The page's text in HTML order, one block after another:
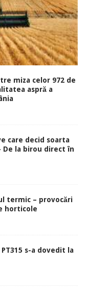
miza celor 972 de
aspră a
care decid soarta
De la birou direct în
termic – provocări
horticole
s-a dovedit la